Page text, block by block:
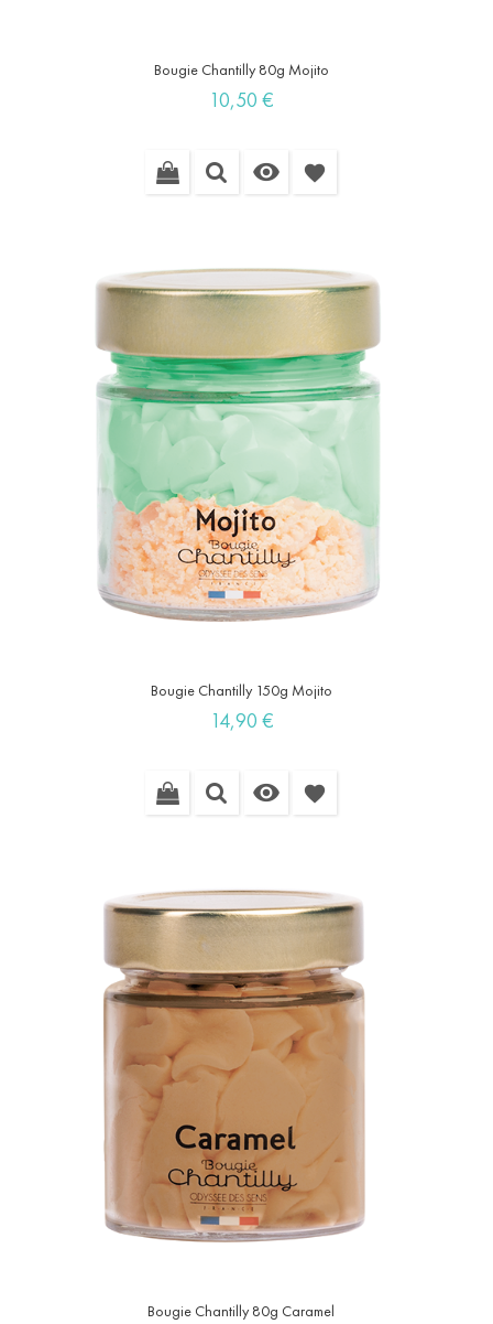
Bougie Chantilly 80g Mojito
Prix
10,50 €
 favorite
Bougie Chantilly 150g Mojito
Prix
14,90 €
 favorite
Bougie Chantilly 80g Caramel